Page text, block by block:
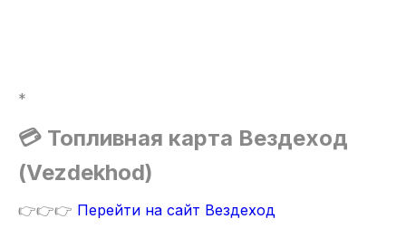
*
💳 Топливная карта Вездеход
(Vezdekhod)
👉👉👉 Перейти на сайт Вездеход